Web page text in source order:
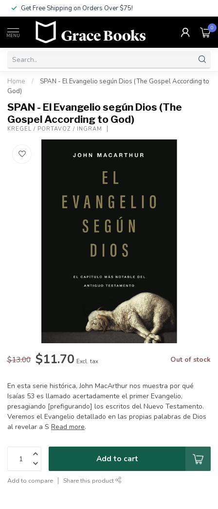
Get Free Shipping on Orders Over $75!
MENU
0
Home /
SPAN - El Evangelio según Dios (The Gospel According to
God)
SPAN - El Evangelio según Dios (The
Gospel According to God)
KREGEL / PORTAVOZ / INGRAM
$13.00 $11.70 Excl. tax Out of stock
En esta serie histórica, John MacArthur nos muestra por qué
Isaías 53 es llamado acertadamente el primer Evangelio,
presagiando [prefigurando] los escritos del Nuevo Testamento.
Veremos el Evangelio detallado en las propias palabras de Dios
al revelar a S Read more.
Add to cart
Add to compare Share this product